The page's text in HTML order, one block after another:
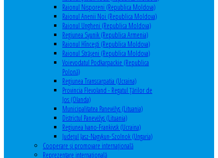
Raionul Nisporeni (Republica Moldova)
Raionul Anenii Noi (Republica Moldova)
Raionul Ungheni (Republica Moldova)
Regiunea Syunik (Republica Armenia)
Raionul Hîncești (Republica Moldova)
Raionul Străşeni (Republica Moldova)
Voievodatul Podkarpackie (Republica
Polonă)
Regiunea Transcarpatia (Ucraina)
Provincia Flevoland - Regatul Ţărilor de
Jos (Olanda)
Municipalitatea Panevėžys (Lituania)
Districtul Panevėžys (Lituania)
Regiunea Ivano-Frankivsk (Ucraina)
Judeţul Jasz-Nagykun-Szolnok (Ungaria)
Cooperare şi promovare internaţională
Reprezentare internaţională